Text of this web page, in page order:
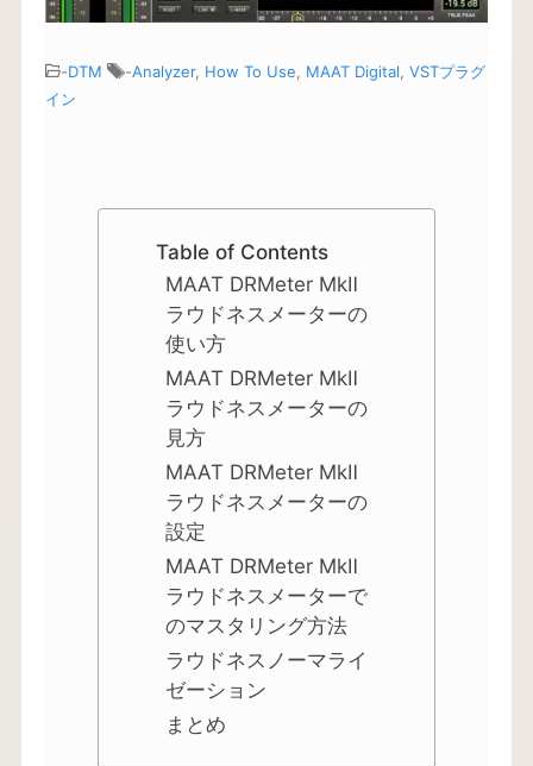
-DTM -Analyzer, How To Use MAAT Digital VSTプラグ
イン
Table of Contents
MAAT DRMeter MkⅡ
ラウドネスメーターの
使い方
MAAT DRMeter MkⅡ
ラウドネスメーターの
見方
MAAT DRMeter MkⅡ
ラウドネスメーターの
設定
MAAT DRMeter MkⅡ
ラウドネスメーターで
のマスタリング方法
ラウドネスノーマライ
ゼーション
まとめ